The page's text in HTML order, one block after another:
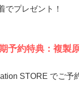
でプレゼント！
予約特典：複製
STORE でご予